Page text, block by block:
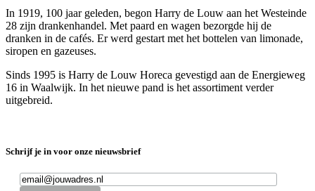
In 1919, 100 jaar geleden, begon Harry de Louw aan het Westeinde
28 zijn drankenhandel. Met paard en wagen bezorgde hij de
dranken in de cafés. Er werd gestart met het bottelen van limonade,
siropen en gazeuses.
Sinds 1995 is Harry de Louw Horeca gevestigd aan de Energieweg
16 in Waalwijk. In het nieuwe pand is het assortiment verder
uitgebreid.
Schrijf je in voor onze nieuwsbrief